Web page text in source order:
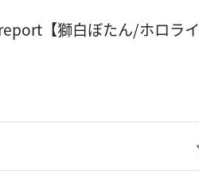
【獅白ぼたん/ホロライ